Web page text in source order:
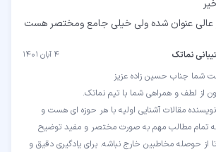
عالی عنوان شده ولی خیلی جامع ومختصر هست
نماتک ۴ آبان ۱۴۰۱
مقالات آشنایی اولیه با هر حوزه ای هست و
تمام مطالب مهم به صورت مختصر و مفید توضیح
از حوصله مخاطبین خارج نباشه. برای یادگیری دقیق و